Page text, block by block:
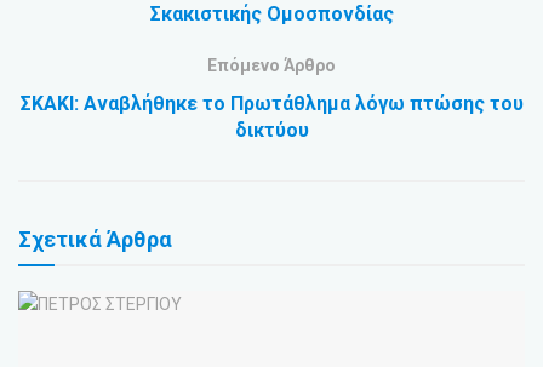
Σκακιστικής Ομοσπονδίας
Επόμενο Άρθρο
ΣΚΑΚΙ: Αναβλήθηκε το Πρωτάθλημα λόγω πτώσης του
δικτύου
ΣχετικάΆρθρα